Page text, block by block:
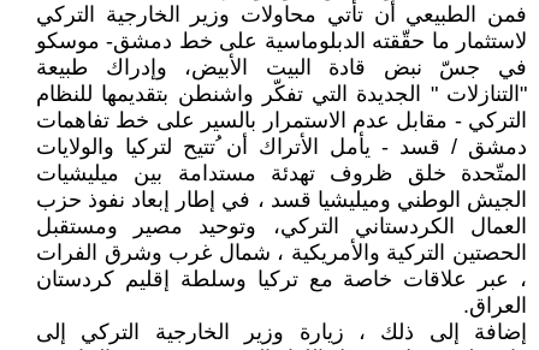
فمن الطبيعي أن تأتي محاولات وزير الخارجية التركي
لاستثمار ما حقّقته الدبلوماسية على خط دمشق- موسكو
في جسّ نبض قادة البيت الأبيض، وإدراك طبيعة
"التنازلات " الجديدة التي تفكّر واشنطن بتقديمها للنظام
التركي - مقابل عدم الاستمرار بالسير على خط تفاهمات
دمشق / قسد - يأمل الأتراك أن ُتتيح لتركيا والولايات
المتّحدة خلق ظروف تهدئة مستدامة بين ميليشيات
الجيش الوطني وميليشيا قسد ، في إطار إبعاد نفوذ حزب
العمال الكردستاني التركي، وتوحيد مصير ومستقبل
الحصتين التركية والأمريكية ، شمال غرب وشرق الفرات
، عبر علاقات خاصة مع تركيا وسلطة إقليم كردستان
العراق.
إضافة إلى ذلك ، زيارة وزير الخارجية التركي إلى